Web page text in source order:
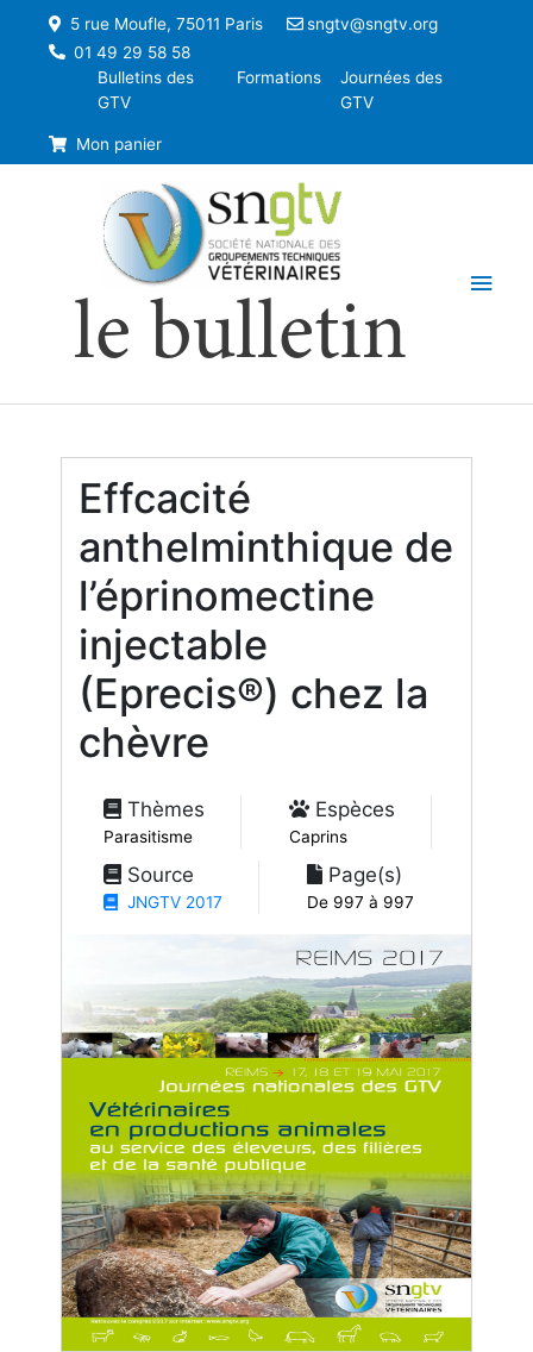
5 rue Moufle, 75011 Paris
sngtv@sngtv.org
01 49 29 58 58
Bulletins des
GTV
Formations
Journées des
GTV
Mon panier
le bulletin
Effcacité
anthelminthique de
l’éprinomectine
injectable
(Eprecis®) chez la
chèvre
Thèmes
Parasitisme
Espèces
Caprins
Source
JNGTV 2017
Page(s)
De 997 à 997